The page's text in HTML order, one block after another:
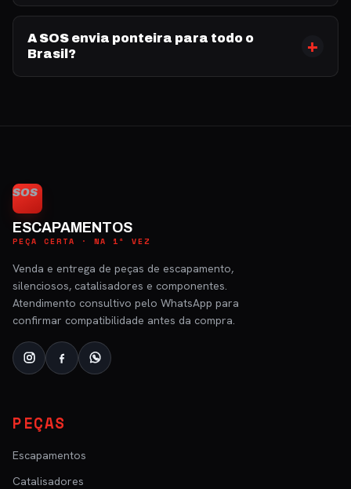
A SOS envia ponteira para todo o
Brasil?
SOS
ESCAPAMENTOS
PEÇA CERTA · NA 1ª VEZ
Venda e entrega de peças de escapamento,
silenciosos, catalisadores e componentes.
Atendimento consultivo pelo WhatsApp para
confirmar compatibilidade antes da compra.
PEÇAS
Escapamentos
Catalisadores